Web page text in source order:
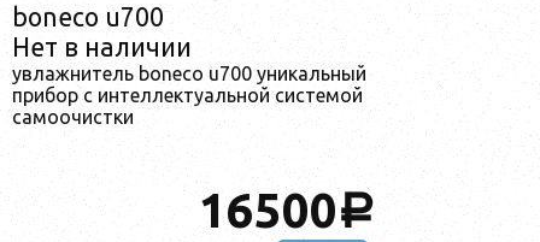
boneco u700
Нет в наличии
увлажнитель boneco u700 уникальный
прибор с интеллектуальной системой
самоочистки
16500a